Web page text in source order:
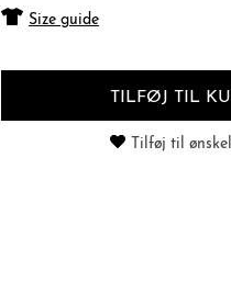
Size guide
TILFØJ TIL
Tilføj til